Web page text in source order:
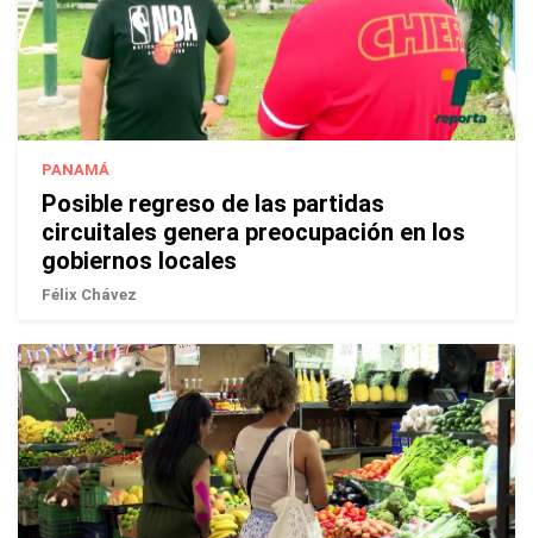
PANAMÁ
Posible regreso de las partidas
circuitales genera preocupación en los
gobiernos locales
Félix Chávez